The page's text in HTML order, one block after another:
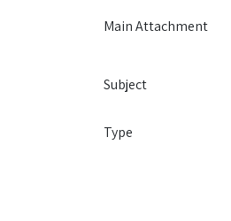
Main Attachment
Subject
Type